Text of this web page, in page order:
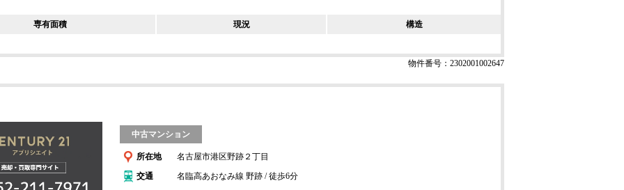
専有面積 現況 構造
物件番号：2302001002647
中古マンション
所在地
名古屋市港区野跡２丁目
交通
名臨高あおなみ線 野跡 / 徒歩6分